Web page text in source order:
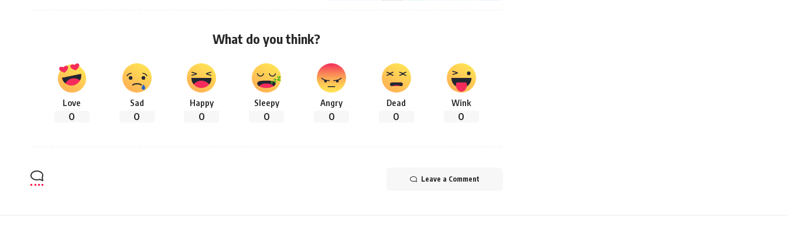
What do you think?
Love
0
Sad
0
Happy
0
Sleepy
0
Angry
0
Dead
0
Wink
0
Leave a Comment